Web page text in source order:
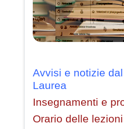
Avvisi e notizie
Laurea
Insegnamenti e
Orario delle lezioni